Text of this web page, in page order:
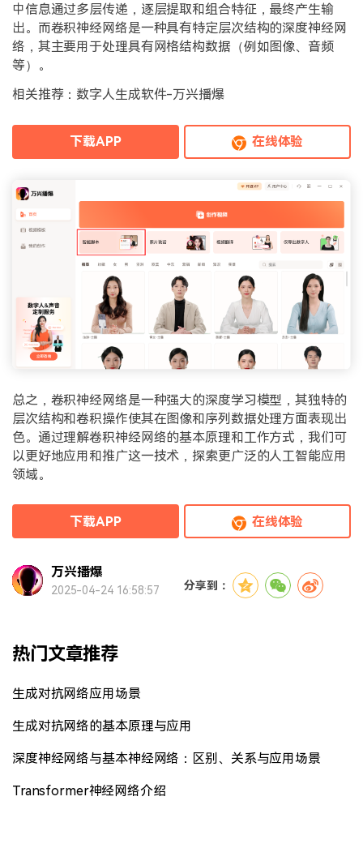
中信息通过多层传递，逐层提取和组合特征，最终产生输
出。而卷积神经网络是一种具有特定层次结构的深度神经网
络，其主要用于处理具有网格结构数据（例如图像、音频
等）。
相关推荐：数字人生成软件-万兴播爆
下载APP 在线体验
总之，卷积神经网络是一种强大的深度学习模型，其独特的
层次结构和卷积操作使其在图像和序列数据处理方面表现出
色。通过理解卷积神经网络的基本原理和工作方式，我们可
以更好地应用和推广这一技术，探索更广泛的人工智能应用
领域。
下载APP 在线体验
万兴播爆
2025-04-24 16:58:57 分享到：
热门文章推荐
生成对抗网络应用场景
生成对抗网络的基本原理与应用
深度神经网络与基本神经网络：区别、关系与应用场景
Transformer神经网络介绍